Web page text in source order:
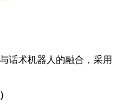
话术机器人的融合，采用